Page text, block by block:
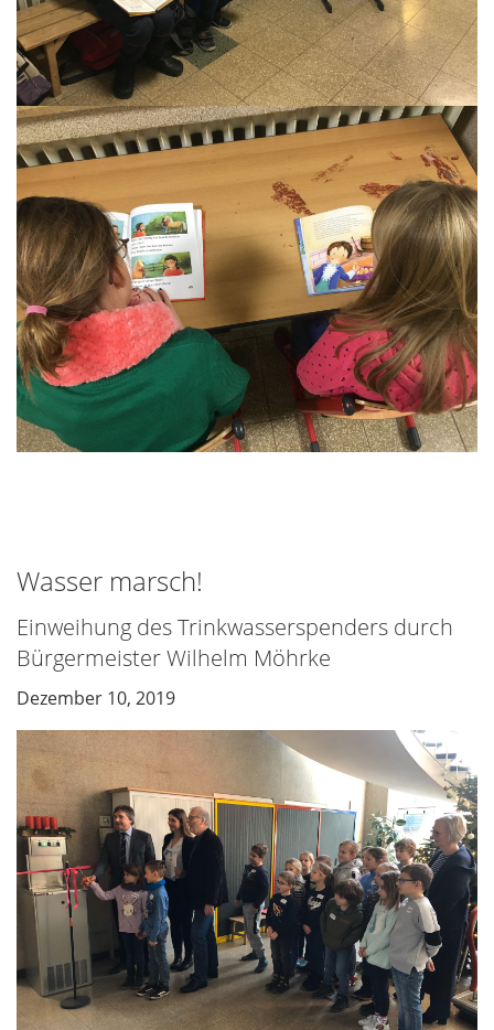
Wasser marsch!
Einweihung des Trinkwasserspenders durch
Bürgermeister Wilhelm Möhrke
Dezember 10, 2019